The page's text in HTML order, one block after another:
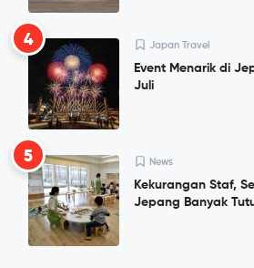
4 Japan Travel
Event Menarik di
Juli
5 News
Kekurangan Staf,
Jepang Banyak